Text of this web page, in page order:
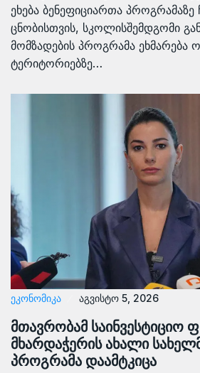
ეხება ბენეფიციართა პროგრამაზე
ცნობისთვის, სკოლისშემდგომი
მომზადების პროგრამა ეხმარება
ტერიტორიებზე…
ᲔᲙᲝᲜᲝᲛᲘᲙᲐ აგვისტო 5, 2026
მთავრობამ საინვესტიციო
მხარდაჭერის ახალი
პროგრამა დაამტკიცა